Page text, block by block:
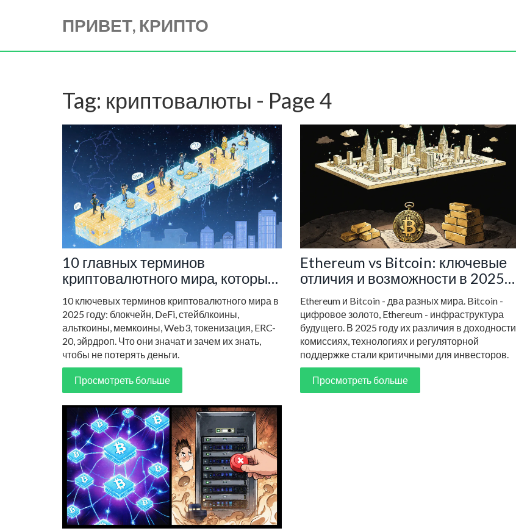
ПРИВЕТ, КРИПТО
Tag: криптовалюты - Page 4
10 главных терминов
криптовалютного мира, которые
должен знать каждый в 2025
году
10 ключевых терминов криптовалютного мира в
2025 году: блокчейн, DeFi, стейблкоины,
альткоины, мемкоины, Web3, токенизация, ERC-
20, эйрдроп. Что они значат и зачем их знать,
чтобы не потерять деньги.
Просмотреть больше
Ethereum vs Bitcoin: ключевые
отличия и возможности в 2025
году
Ethereum и Bitcoin - два разных мира. Bitcoin -
цифровое золото, Ethereum - инфраструктура
будущего. В 2025 году их различия в доходности,
комиссиях, технологиях и регуляторной
поддержке стали критичными для инвесторов.
Просмотреть больше